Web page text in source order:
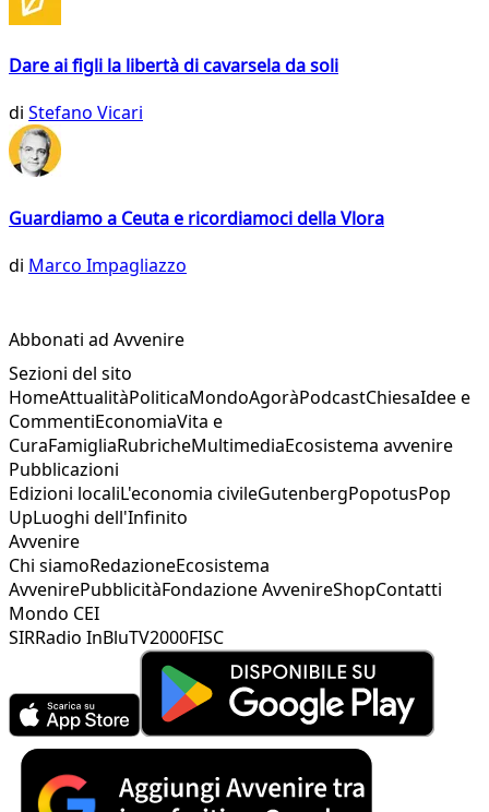
Dare ai figli la libertà di cavarsela da soli
di Stefano Vicari
Guardiamo a Ceuta e ricordiamoci della Vlora
di Marco Impagliazzo
Abbonati ad Avvenire
Sezioni del sito
HomeAttualitàPoliticaMondoAgoràPodcastChiesaIdee e
CommentiEconomiaVita e
CuraFamigliaRubricheMultimediaEcosistema avvenire
Pubblicazioni
Edizioni localiL'economia civileGutenbergPopotusPop
UpLuoghi dell'Infinito
Avvenire
Chi siamoRedazioneEcosistema
AvvenirePubblicitàFondazione AvvenireShopContatti
Mondo CEI
SIRRadio InBluTV2000FISC